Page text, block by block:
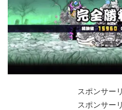
スポンサー
スポンサー